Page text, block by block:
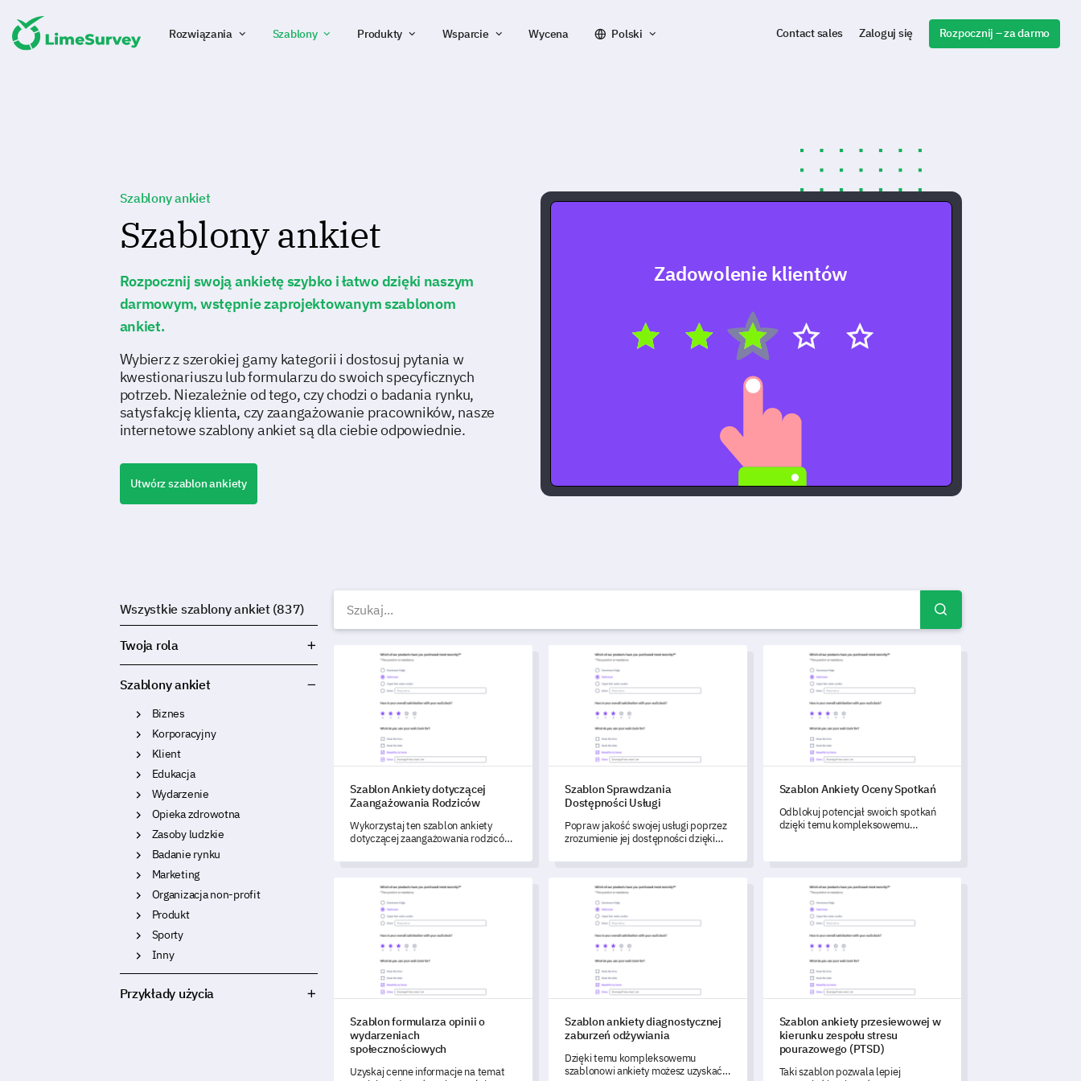
Rozwiązania Szablony Produkty Wsparcie Wycena Polski Contact sales Zaloguj się Rozpocznij – za darmo
Szablony ankiet
Szablony ankiet
Rozpocznij swoją ankietę szybko i łatwo dzięki naszym
darmowym, wstępnie zaprojektowanym szablonom
ankiet.
Wybierz z szerokiej gamy kategorii i dostosuj pytania w
kwestionariuszu lub formularzu do swoich specyficznych
potrzeb. Niezależnie od tego, czy chodzi o badania rynku,
satysfakcję klienta, czy zaangażowanie pracowników, nasze
internetowe szablony ankiet są dla ciebie odpowiednie.
Utwórz szablon ankiety
Zadowolenie klientów
Bezpłatne szablony ankiet — Przykłady i
Szablon Ankiety dotyczącej Zaangażowania Rodziców
Szablon Ankiety dotyczącej
Zaangażowania Rodziców
Wykorzystaj ten szablon ankiety
dotyczącej zaangażowania rodziców,
wkład rodziców w proces nauki ich
Szablon Sprawdzania Dostępności Usługi
Szablon Sprawdzania
Dostępności Usługi
Popraw jakość swojej usługi poprzez
zrozumienie jej dostępności dzięki
Szablon Ankiety Oceny Spotkań
Szablon Ankiety Oceny Spotkań
Odblokuj potencjał swoich spotkań
dzięki temu kompleksowemu
Szablon formularza opinii o wydarzeniach społecznościowych
Szablon formularza opinii o
wydarzeniach
społecznościowych
Uzyskaj cenne informacje na temat
Szablon ankiety diagnostycznej zaburzeń odżywiania
Szablon ankiety diagnostycznej
zaburzeń odżywiania
Dzięki temu kompleksowemu
szablonowi ankiety możesz uzyskać
Szablon ankiety przesiewowej w kierunku zespołu
Szablon ankiety przesiewowej w
kierunku zespołu stresu
pourazowego (PTSD)
Taki szablon pozwala lepiej
Wszystkie szablony ankiet (837)
Twoja rola
Szablony ankiet
Biznes
Korporacyjny
Klient
Edukacja
Wydarzenie
Opieka zdrowotna
Zasoby ludzkie
Badanie rynku
Marketing
Organizacja non-profit
Produkt
Sporty
Inny
Przykłady użycia